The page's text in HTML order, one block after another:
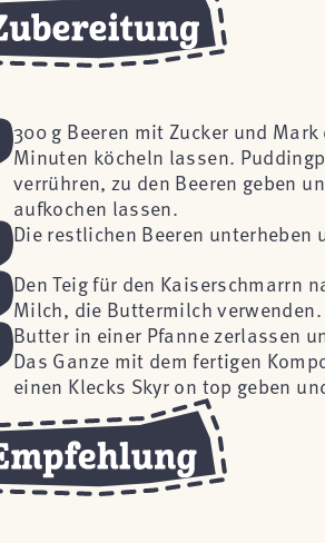
300 g Beeren mit Zucker und
Minuten köcheln lassen.
verrühren, zu den Beeren geben
aufkochen lassen.
Die restlichen Beeren unterheben
Den Teig für den Kaiserschmarrn
Milch, die Buttermilch verwenden.
Butter in einer Pfanne zerlassen
Das Ganze mit dem fertigen
einen Klecks Skyr on top geben